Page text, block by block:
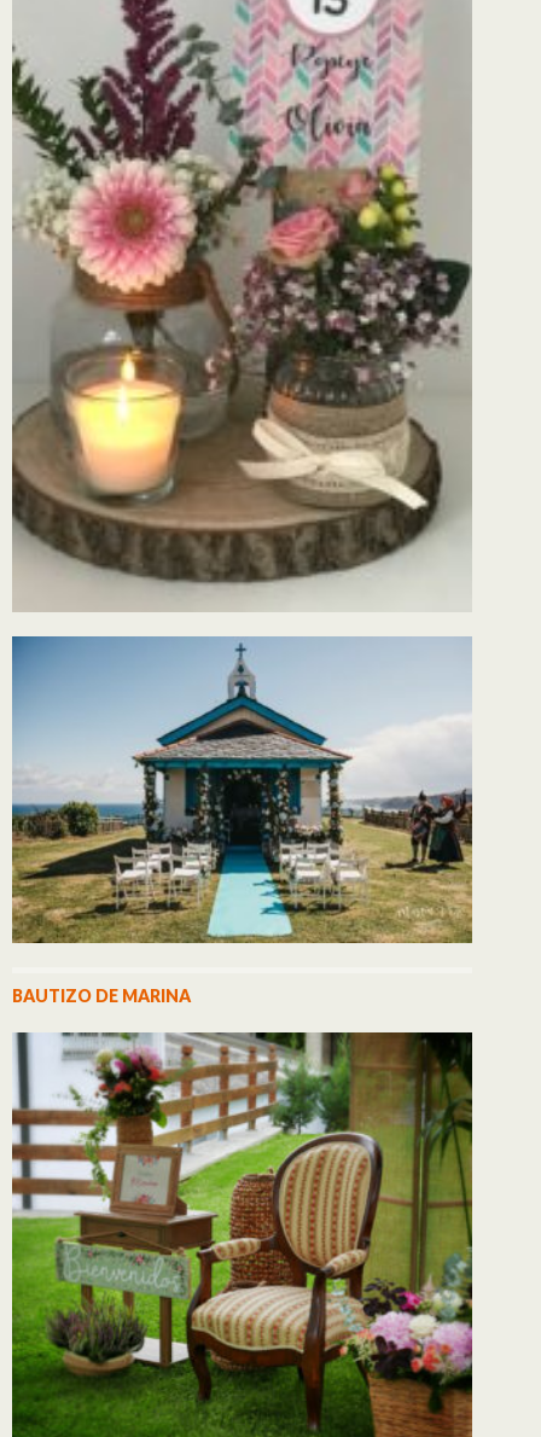
BAUTIZO DE MARINA